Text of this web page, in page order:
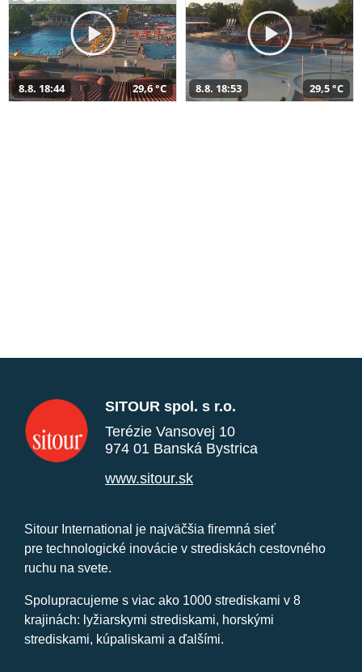
8.8. 18:44 29,6 °C 8.8. 18:53 29,5 °C
SITOUR spol. s r.o.
Terézie Vansovej 10
974 01 Banská Bystrica
www.sitour.sk
Sitour International je najväčšia firemná sieť
pre technologické inovácie v strediskách cestovného
ruchu na svete.
Spolupracujeme s viac ako 1000 strediskami v 8
krajinách: lyžiarskymi strediskami, horskými
strediskami, kúpaliskami a ďalšími.